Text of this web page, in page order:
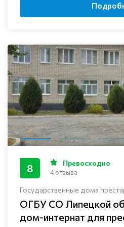
Государственные дома
ОГБУ СО Липецкой
дом-интернат для
8 Превосходно
4 отзыва